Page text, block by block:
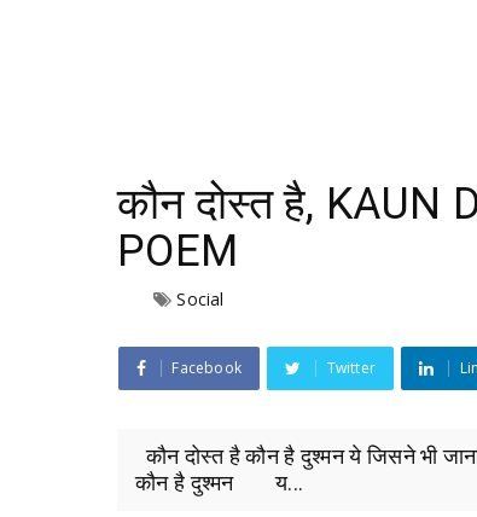
कौन दोस्त है, KAUN
POEM
Social
Facebook Twitter
कौन दोस्त है कौन है दुश्मन ये जिसने भी
कौन है दुश्मन य...